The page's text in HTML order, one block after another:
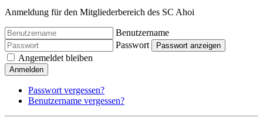
Anmeldung für den Mitgliederbereich des SC Ahoi
Benutzername
Passwort
Passwort anzeigen
Angemeldet bleiben
Anmelden
Passwort vergessen?
Benutzername vergessen?